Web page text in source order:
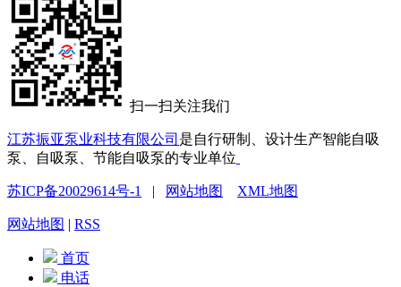
扫一扫关注我们
江苏振亚泵业科技有限公司 是自行研制、设计生产智能自吸
泵、自吸泵、节能自吸泵的专业单位
苏ICP备20029614号-1 | 网站地图 XML地图
网站地图 | RSS
首页
电话